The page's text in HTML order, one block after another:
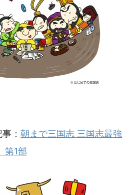
： 朝まで三国志 三国志最強
第1部